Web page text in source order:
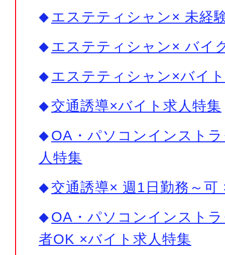
エステティシャン× 未経
エステティシャン× バイ
エステティシャン×バイト
交通誘導×バイト求人特集
OA・パソコンインスト
人特集
交通誘導× 週1日勤務～
OA・パソコンインスト
者OK ×バイト求人特集